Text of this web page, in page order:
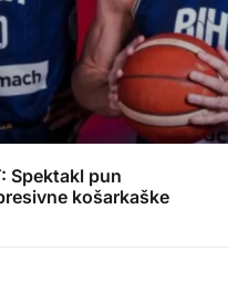
Spektakl pun
košarkaške